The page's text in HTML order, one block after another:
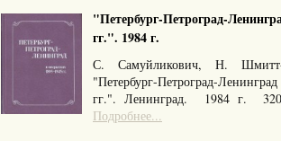
"Петербург-Петроград-
гг.". 1984 г.
С. Самуйликович, Н.
"Петербург-Петроград-
гг.". Ленинград. 1984 г.
Подробнее...